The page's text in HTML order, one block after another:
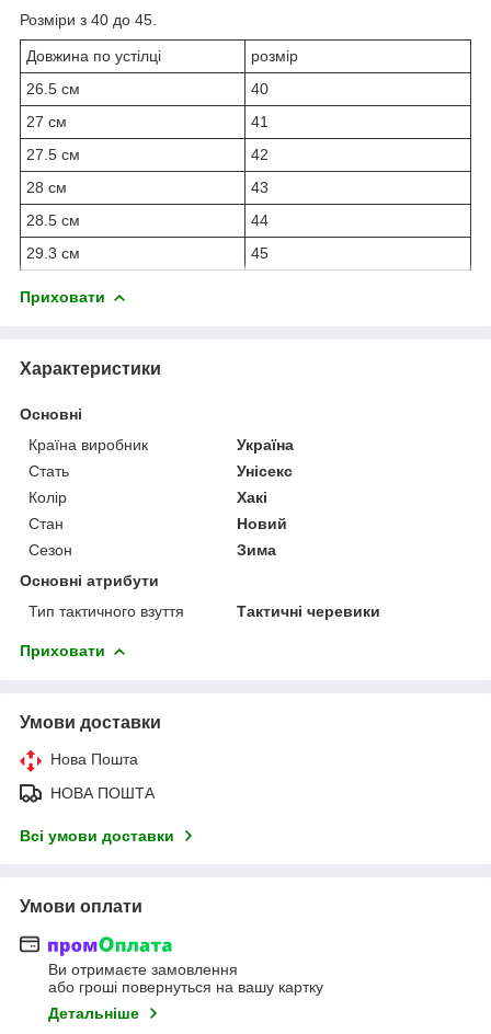
Розміри з 40 до 45.
Довжина по устілці
розмір
26.5 см
40
27 см
41
27.5 см
42
28 см
43
28.5 см
44
29.3 см
45
Приховати
Характеристики
Основні
Країна виробник
Україна
Стать
Унісекс
Колір
Хакі
Стан
Новий
Сезон
Зима
Основні атрибути
Тип тактичного взуття
Тактичні черевики
Приховати
Умови доставки
Нова Пошта
НОВА ПОШТА
Всі умови доставки
Умови оплати
Ви отримаєте замовлення
або гроші повернуться на вашу картку
Детальніше